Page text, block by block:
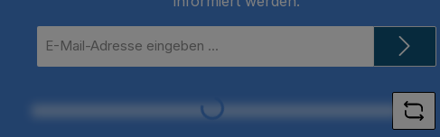
Mail-
Loading...